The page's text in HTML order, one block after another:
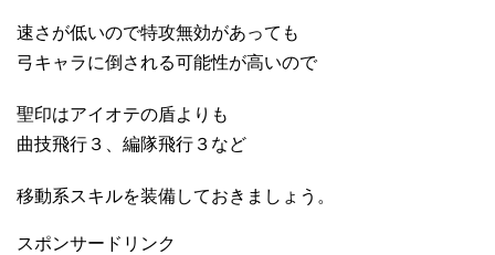
速さが低いので特攻無効があっても
弓キャラに倒される可能性が高いので
聖印はアイオテの盾よりも
曲技飛行３、編隊飛行３など
移動系スキルを装備しておきましょう。
スポンサードリンク